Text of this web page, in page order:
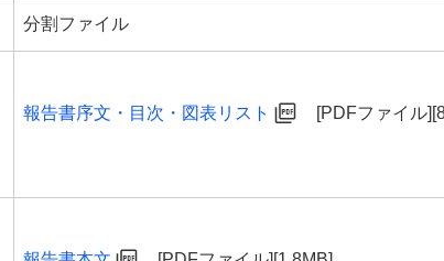
分割ファイル
報告書序文・目次・図表リスト [PDFファイル